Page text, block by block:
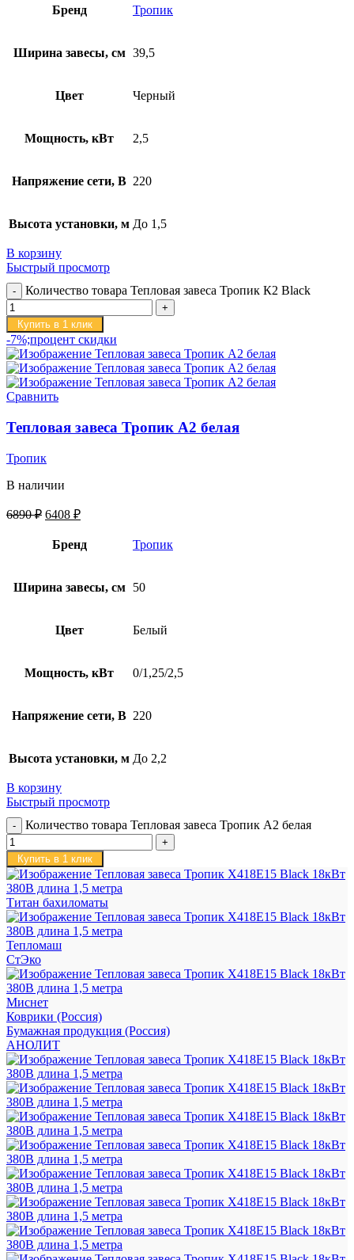
Бренд Тропик
Ширина завесы, см 39,5
Цвет Черный
Мощность, кВт 2,5
Напряжение сети, В 220
Высота установки, м До 1,5
В корзину
Быстрый просмотр
Количество товара Тепловая завеса Тропик К2 Black
Купить в 1 клик
-7%;процент скидки
Сравнить
Тепловая завеса Тропик А2 белая
Тропик
В наличии
6890₽ 6408 ₽
Бренд Тропик
Ширина завесы, см 50
Цвет Белый
Мощность, кВт 0/1,25/2,5
Напряжение сети, В 220
Высота установки, м До 2,2
В корзину
Быстрый просмотр
Количество товара Тепловая завеса Тропик А2 белая
Купить в 1 клик
Титан бахиломаты
Тепломаш
СтЭко
Миснет
Коврики (Россия)
Бумажная продукция (Россия)
АНОЛИТ